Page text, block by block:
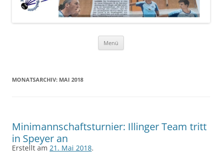
Menü
MONATSARCHIV: MAI 2018
Minimannschaftsturnier: Illinger Team tritt
in Speyer an
Erstellt am 21. Mai 2018.